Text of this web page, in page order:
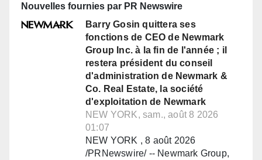
Nouvelles fournies par PR Newswire
Barry Gosin quittera ses
fonctions de CEO de Newmark
Group Inc. à la fin de l'année ; il
restera président du conseil
d'administration de Newmark &
Co. Real Estate, la société
d'exploitation de Newmark
NEW YORK, sam., août 8 2026
01:07
NEW YORK , 8 août 2026
/PRNewswire/ -- Newmark Group,